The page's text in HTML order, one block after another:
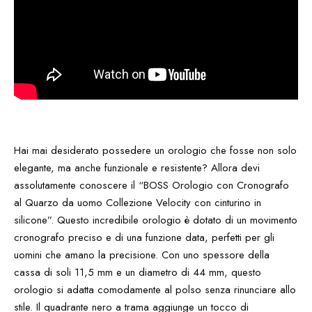
Hai mai desiderato possedere un orologio che fosse non solo
elegante, ma anche funzionale e resistente? Allora devi
assolutamente conoscere il “BOSS Orologio con Cronografo
al Quarzo da uomo Collezione Velocity con cinturino in
silicone”. Questo incredibile orologio è dotato di un movimento
cronografo preciso e di una funzione data, perfetti per gli
uomini che amano la precisione. Con uno spessore della
cassa di soli 11,5 mm e un diametro di 44 mm, questo
orologio si adatta comodamente al polso senza rinunciare allo
stile. Il quadrante nero a trama aggiunge un tocco di